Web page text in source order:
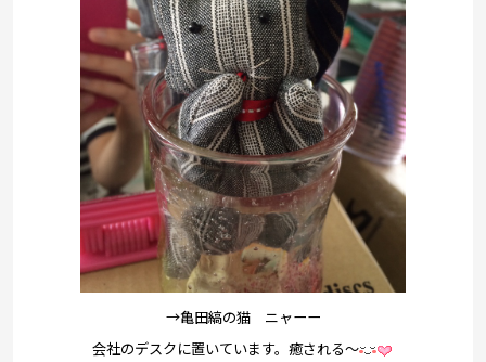
→亀田縞の猫 ニャーー
会社のデスクに置いています。癒される～